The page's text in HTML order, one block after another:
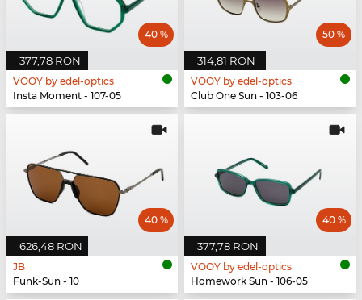
377,78 RON
40 %
VOOY by edel-optics
Insta Moment - 107-05
314,81 RON
50 %
VOOY by edel-optics
Club One Sun - 103-06
626,48 RON
40 %
JB
Funk-Sun - 10
377,78 RON
40 %
VOOY by edel-optics
Homework Sun - 106-05